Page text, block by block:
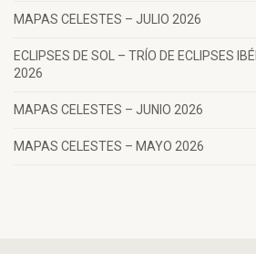
MAPAS CELESTES – JULIO 2026
ECLIPSES DE SOL – TRÍO DE ECLIPSES
2026
MAPAS CELESTES – JUNIO 2026
MAPAS CELESTES – MAYO 2026